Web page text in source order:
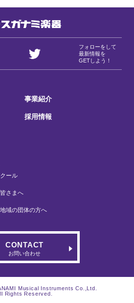
フォローをして
最新情報を
GETしよう！
事業紹介
採用情報
ール
さまへ
域の団体の方へ
CONTACT
お問い合わせ
Musical Instruments Co.,Ltd.
Rights Reserved.